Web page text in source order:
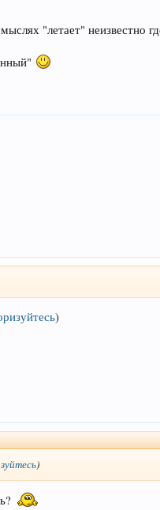
"летает" неизвестно
)
)